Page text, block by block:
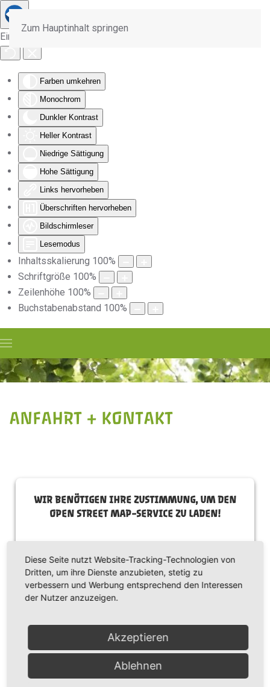
Eingabehilfen öffnen
Farben umkehren
Monochrom
Dunkler Kontrast
Heller Kontrast
Niedrige Sättigung
Hohe Sättigung
Links hervorheben
Überschriften hervorheben
Bildschirmleser
Lesemodus
Inhaltsskalierung 100%
Schriftgröße 100%
Zeilenhöhe 100%
Buchstabenabstand 100%
Zum Hauptinhalt springen
ANFAHRT + KONTAKT
WIR BENÖTIGEN IHRE ZUSTIMMUNG, UM DEN
OPEN STREET MAP-SERVICE ZU LADEN!
einzubetten. Dieser Service kann Daten zu Ihren
Aktivitäten sammeln. Bitte lesen Sie die Details durch
und stimmen Sie der Nutzung des Service zu, um
diese Inhalte anzuzeigen.
Mehr Informationen
Akzeptieren
Diese Seite nutzt Website-Tracking-Technologien von
Dritten, um ihre Dienste anzubieten, stetig zu
verbessern und Werbung entsprechend den Interessen
der Nutzer anzuzeigen.
Akzeptieren
Ablehnen